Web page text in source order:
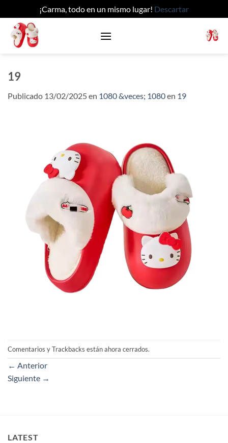
¡Carma, todo en un mismo lugar! Descartar
Saltar
contenido
19
Publicado 13/02/2025en 1080 &veces; 1080en 19
Comentarios y Trackbacks están ahora cerrados.
← Anterior
Siguiente →
LATEST